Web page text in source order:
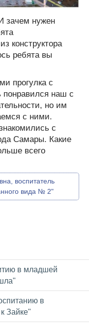
зачем нужен
конструктора
ребята вы
прогулка с
наш с
но им
с ними.
с
Самары. Какие
всего
воспитатель
вида № 2"
в младшей
в
Зайке"